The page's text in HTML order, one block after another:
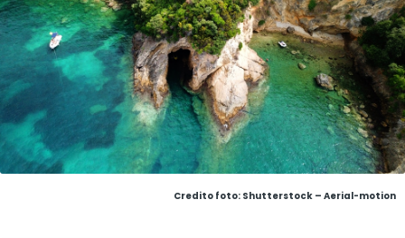
Credito foto: Shutterstock – Aerial-motion